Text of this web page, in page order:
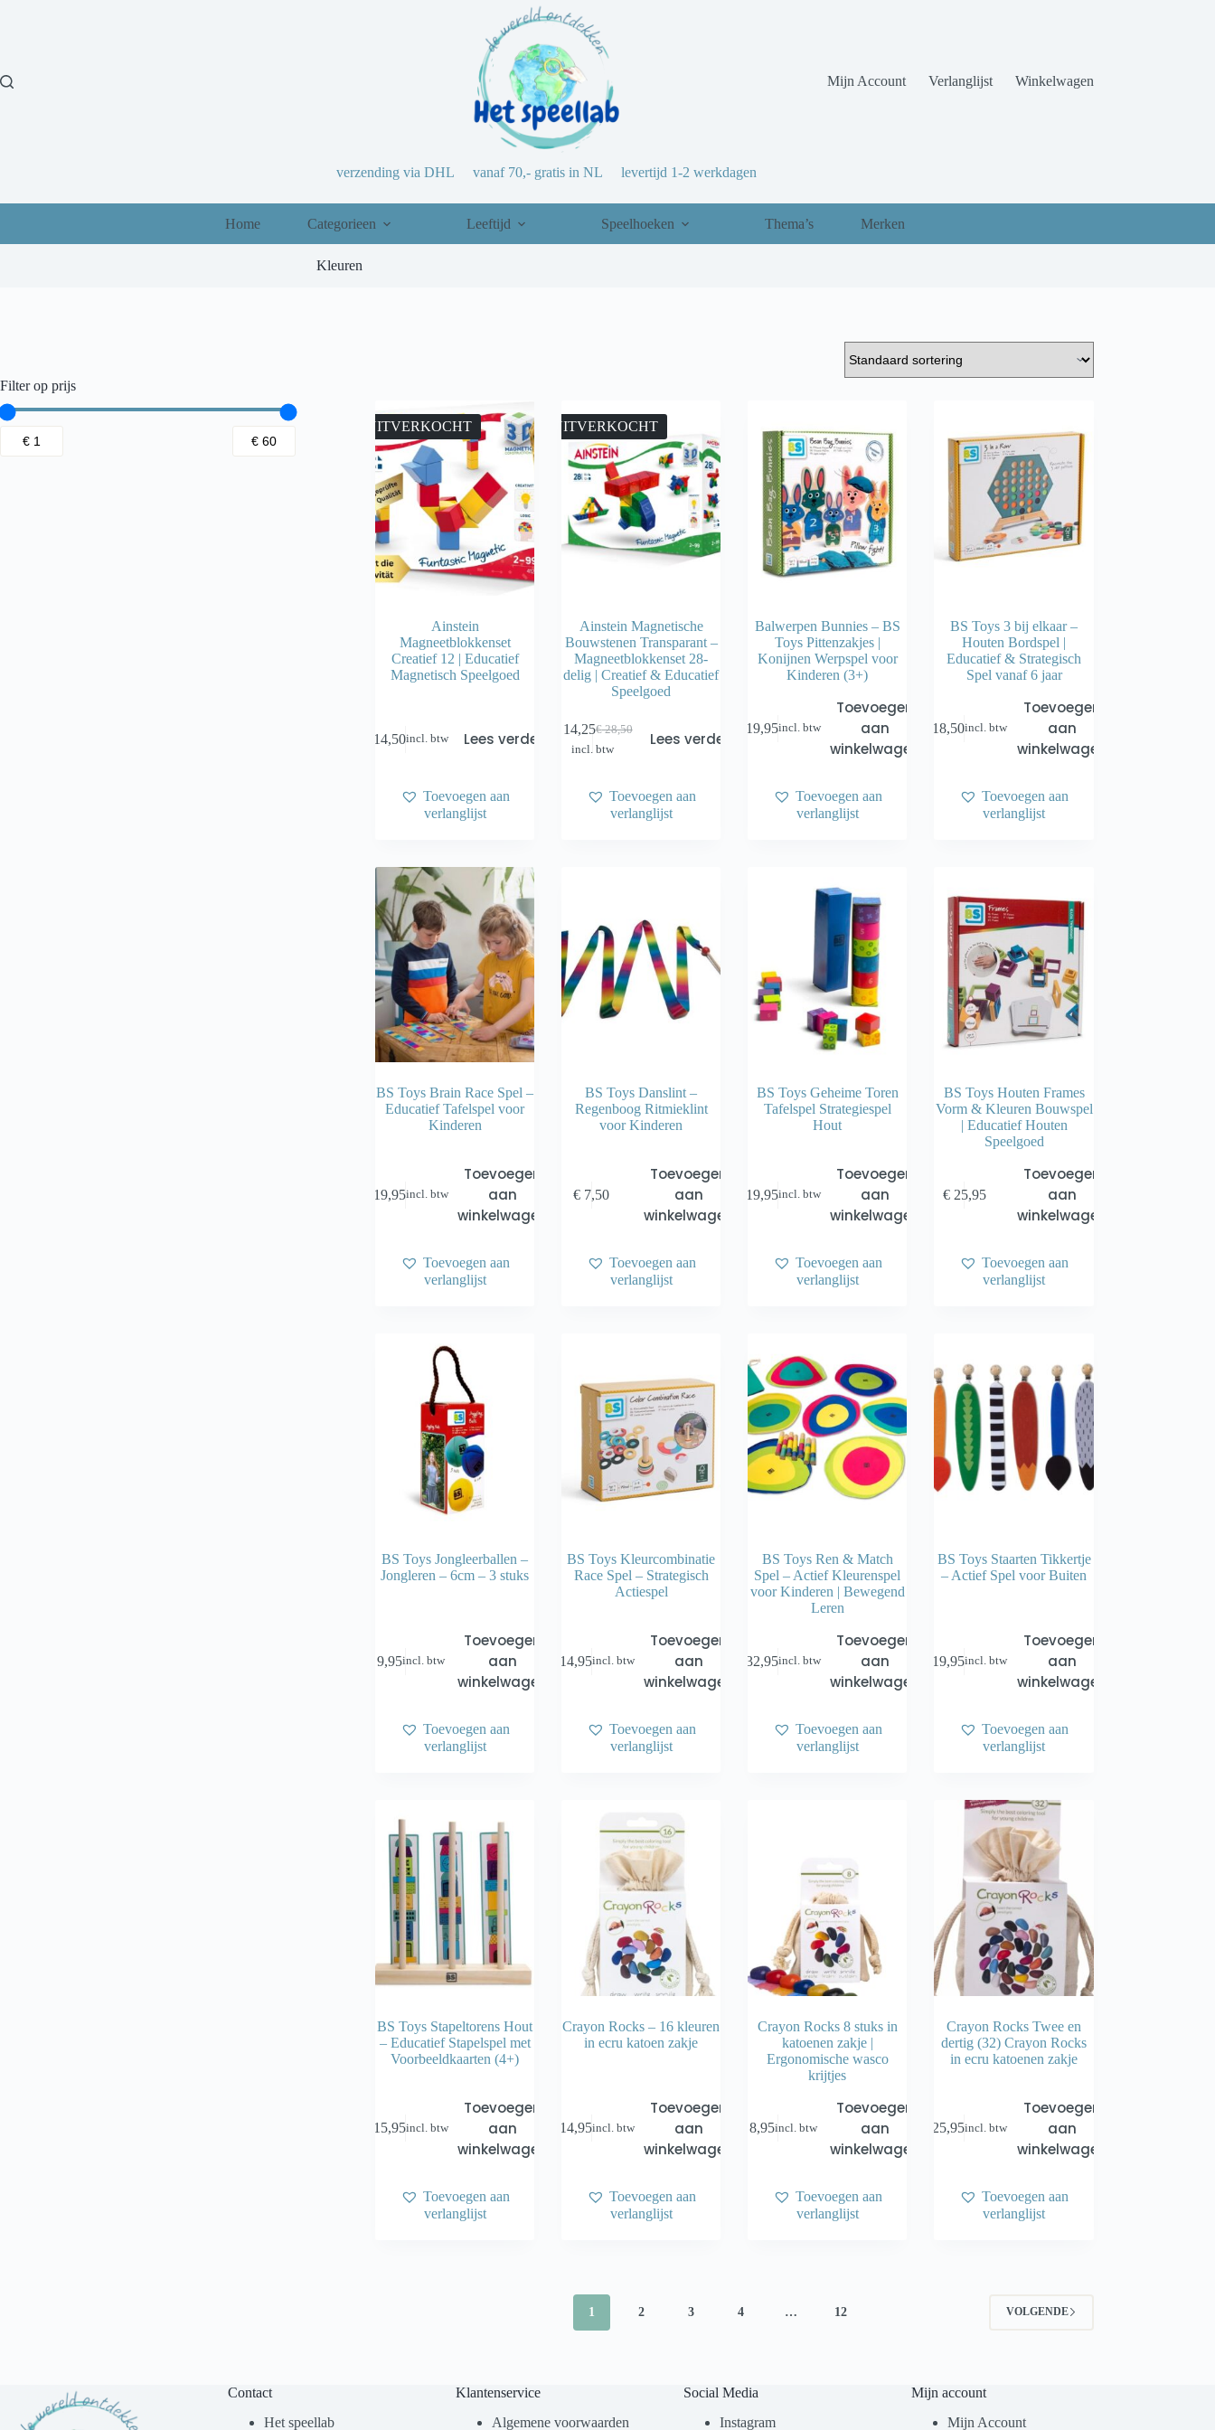
Mijn Account
Verlanglijst Winkelwagen
verzending via DHL vanaf 70,- gratis in NL levertijd 1-2 werkdagen
Home Categorieen Leeftijd Speelhoeken Thema’s Merken
Kleuren
UITVERKOCHT
Ainstein
Magneetblokkenset
Creatief 12 | Educatief
Magnetisch Speelgoed
14,50incl. btw Lees verder
Toevoegen aan
verlanglijst
UITVERKOCHT
Ainstein Magnetische
Bouwstenen Transparant –
Magneetblokkenset 28-
delig | Creatief & Educatief
Speelgoed
€28,50
Oorspronkelijke
prijs
14,25Huidige
prijs
incl. btw
Lees verder
Toevoegen aan
verlanglijst
Balwerpen Bunnies – BS
Toys Pittenzakjes |
Konijnen Werpspel voor
Kinderen (3+)
19,95incl. btw
Toevoegen
aan
winkelwagen
Toevoegen aan
verlanglijst
BS Toys 3 bij elkaar –
Houten Bordspel |
Educatief & Strategisch
Spel vanaf 6 jaar
18,50incl. btw
Toevoegen
aan
winkelwagen
Toevoegen aan
verlanglijst
BS Toys Brain Race Spel –
Educatief Tafelspel voor
Kinderen
19,95incl. btw
Toevoegen
aan
winkelwagen
Toevoegen aan
verlanglijst
BS Toys Danslint –
Regenboog Ritmieklint
voor Kinderen
€ 7,50
Toevoegen
aan
winkelwagen
Toevoegen aan
verlanglijst
BS Toys Geheime Toren
Tafelspel Strategiespel
Hout
19,95incl. btw
Toevoegen
aan
winkelwagen
Toevoegen aan
verlanglijst
BS Toys Houten Frames
Vorm & Kleuren Bouwspel
| Educatief Houten
Speelgoed
€25,95
Toevoegen
aan
winkelwagen
Toevoegen aan
verlanglijst
BS Toys Jongleerballen –
Jongleren – 6cm – 3 stuks
9,95incl. btw
Toevoegen
aan
winkelwagen
Toevoegen aan
verlanglijst
BS Toys Kleurcombinatie
Race Spel – Strategisch
Actiespel
14,95incl. btw
Toevoegen
aan
winkelwagen
Toevoegen aan
verlanglijst
BS Toys Ren & Match
Spel – Actief Kleurenspel
voor Kinderen | Bewegend
Leren
32,95incl. btw
Toevoegen
aan
winkelwagen
Toevoegen aan
verlanglijst
BS Toys Staarten Tikkertje
– Actief Spel voor Buiten
19,95incl. btw
Toevoegen
aan
winkelwagen
Toevoegen aan
verlanglijst
BS Toys Stapeltorens Hout
– Educatief Stapelspel met
Voorbeeldkaarten (4+)
15,95incl. btw
Toevoegen
aan
winkelwagen
Toevoegen aan
verlanglijst
Crayon Rocks – 16 kleuren
in ecru katoen zakje
14,95incl. btw
Toevoegen
aan
winkelwagen
Toevoegen aan
verlanglijst
Crayon Rocks 8 stuks in
katoenen zakje |
Ergonomische wasco
krijtjes
8,95incl. btw
Toevoegen
aan
winkelwagen
Toevoegen aan
verlanglijst
Crayon Rocks Twee en
dertig (32) Crayon Rocks
in ecru katoenen zakje
25,95incl. btw
Toevoegen
aan
winkelwagen
Toevoegen aan
verlanglijst
1 2 3 4 … 12 VOLGENDE
Filter op prijs
Contact
Het speellab
Klantenservice
Algemene voorwaarden
Social Media
Instagram
Mijn account
Mijn Account